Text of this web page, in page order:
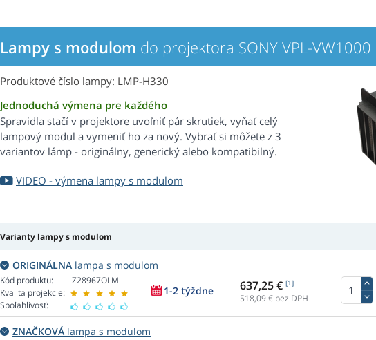
Lampy s modulom do projektora SONY VPL-VW1000
Produktové číslo lampy: LMP-H330
Jednoduchá výmena pre každého
Spravidla stačí v projektore uvoľniť pár skrutiek, vyňať celý
lampový modul a vymeniť ho za nový. Vybrať si môžete z 3
variantov lámp - originálny, generický alebo kompatibilný.
VIDEO - výmena lampy s modulom
Varianty lampy s modulom
ORIGINÁLNA lampa s modulom
Kód produktu:
Kvalita projekcie:
Spoľahlivosť:
Z28967OLM
1-2 týždne 637,25 € [1]
518,09€ bez DPH
ZNAČKOVÁ lampa s modulom